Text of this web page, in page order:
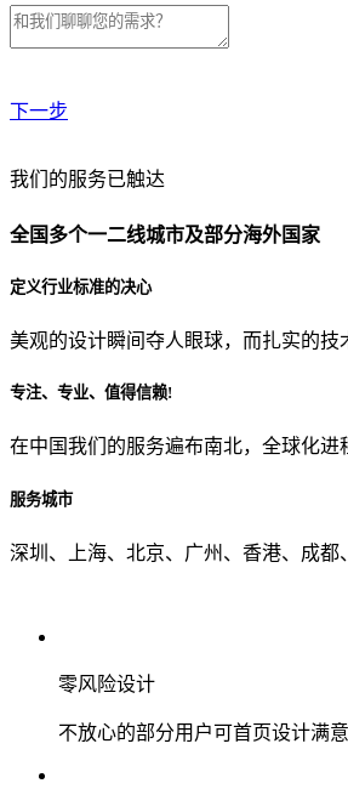
下一步
贵公司预算范围是？
贵公司的团队规模是？
从哪里了解到我们？
我们的服务已触达
全国多个一二线城市及部分海外国家
定义行业标准的决心
美观的设计瞬间夺人眼球，而扎实的技
专注、专业、值得信赖!
在中国我们的服务遍布南北，全球化进
服务城市
深圳、上海、北京、广州、香港、成
零风险设计
不放心的部分用户可首页设计满